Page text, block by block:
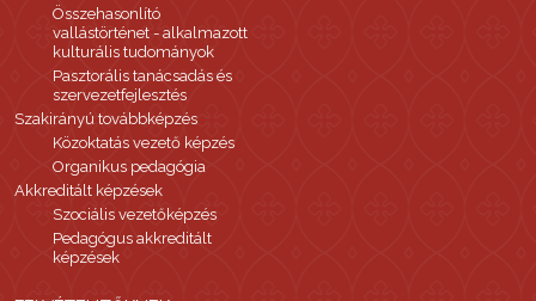
Összehasonlító
vallástörténet - alkalmazott
kulturális tudományok
Pasztorális tanácsadás és
szervezetfejlesztés
Szakirányú továbbképzés
Közoktatás vezető képzés
Organikus pedagógia
Akkreditált képzések
Szociális vezetőképzés
Pedagógus akkreditált
képzések